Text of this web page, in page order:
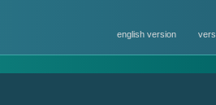
english version